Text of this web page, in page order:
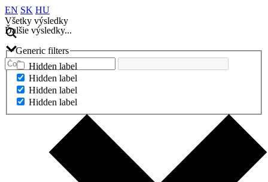
EN SK HU
Všetky výsledky
Ďalšie výsledky...
Generic filters
Hidden label
Hidden label
Hidden label
Hidden label